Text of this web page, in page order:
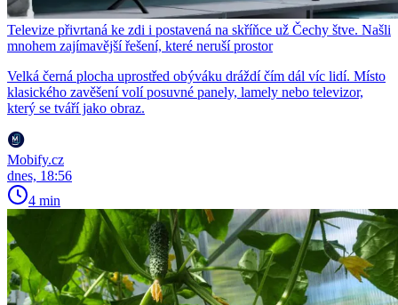
Televize přivrtaná ke zdi i postavená na skříňce už Čechy štve. Našli
mnohem zajímavější řešení, které neruší prostor
Velká černá plocha uprostřed obýváku dráždí čím dál víc lidí. Místo
klasického zavěšení volí posuvné panely, lamely nebo televizor,
který se tváří jako obraz.
Mobify.cz
dnes, 18:56
4 min